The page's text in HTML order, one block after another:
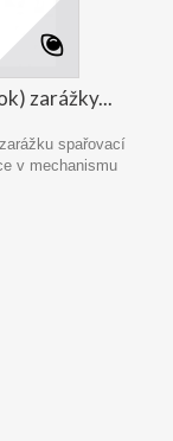
zarážky...
spařovací
v mechanismu